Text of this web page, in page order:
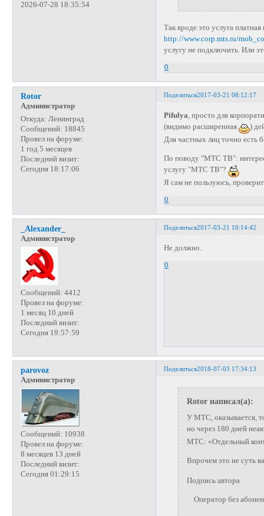
2026-07-28 18:35:54
Так вроде это услуга
http://www.corp.mts.ru/
услугу не подключить. Или
0
Поделиться2017-03-21 08:12:17
Rotor
Администратор
Откуда: Ленинград
Сообщений: 18845
Провел на форуме:
1 год 5 месяцев
Последний визит:
Сегодня 18:17:06
Pifulya, просто для
(видимо расширенная
)
Для частных лиц точно есть
По поводу "МТС ТВ":
услугу "МТС ТВ"?
Я сам не пользуюсь,
0
Поделиться2017-03-21 10:14:42
_Alexander_
Администратор
Сообщений: 4412
Провел на форуме:
1 месяц 10 дней
Последний визит:
Сегодня 19:57:59
Не должно.
0
Поделиться2018-07-03 17:34:13
parovoz
Администратор
Сообщений: 10938
Провел на форуме:
8 месяцев 13 дней
Последний визит:
Сегодня 01:29:15
Rotor написал(а):
У МТС, оказывается,
но через 180 дней
МТС: «Отдельный
Впрочем это не суть
Подпись автора
Оператор без